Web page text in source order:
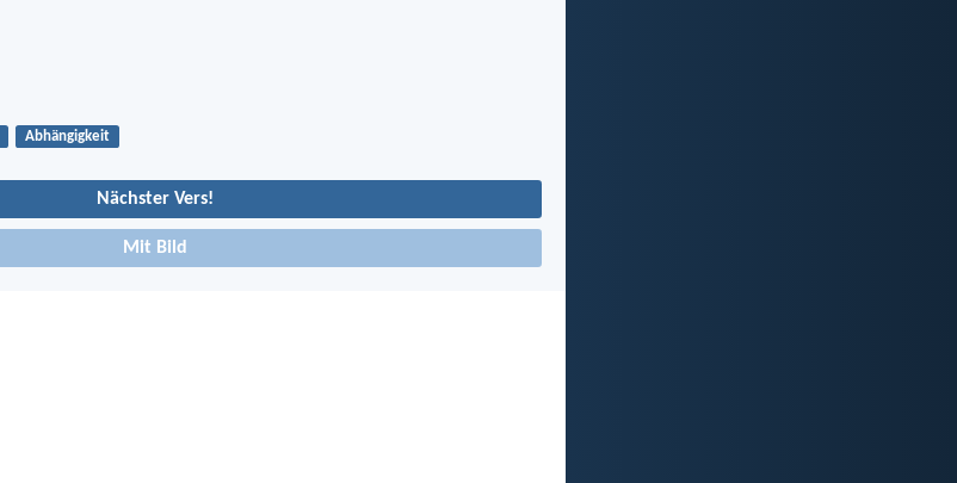
Abhängigkeit
Nächster Vers!
Mit Bild